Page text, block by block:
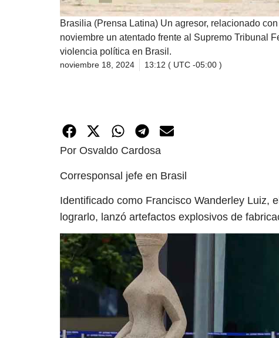
Brasilia (Prensa Latina) Un agresor, relacionado
noviembre un atentado frente al Supremo Tribunal
violencia política en Brasil.
noviembre 18, 2024 13:12 ( UTC -05:00 )
Por Osvaldo Cardosa
Corresponsal jefe en Brasil
Identificado como Francisco Wanderley Luiz,
lograrlo, lanzó artefactos explosivos de